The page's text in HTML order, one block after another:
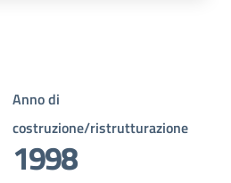
Anno di
costruzione/ristrutturazione
1998